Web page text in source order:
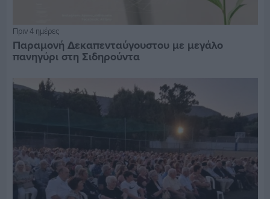
Πριν 4 ημέρες
Παραμονή Δεκαπενταύγουστου με μεγάλο
πανηγύρι στη Σιδηρούντα